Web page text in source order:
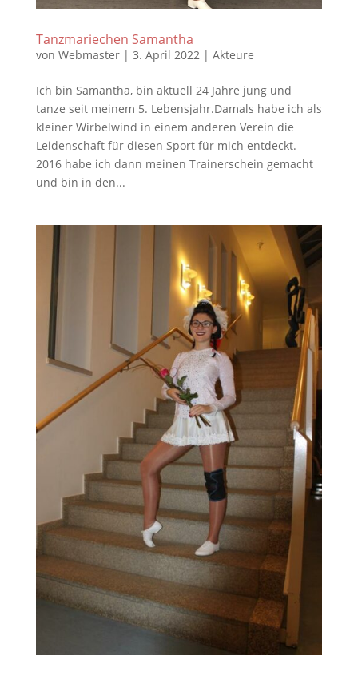
Tanzmariechen Samantha
von Webmaster| 3. April 2022 | Akteure
Ich bin Samantha, bin aktuell 24 Jahre jung und
tanze seit meinem 5. Lebensjahr.Damals habe ich als
kleiner Wirbelwind in einem anderen Verein die
Leidenschaft für diesen Sport für mich entdeckt.
2016 habe ich dann meinen Trainerschein gemacht
und bin in den...